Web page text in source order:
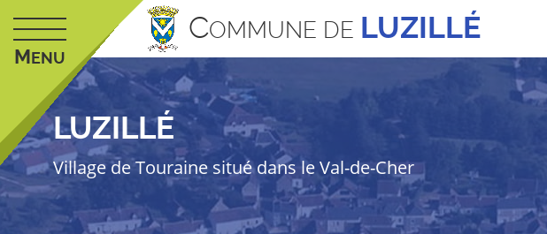
MENU
COMMUNE DE LUZILLÉ
LUZILLÉ
Village de Touraine situé dans le Val-de-Cher